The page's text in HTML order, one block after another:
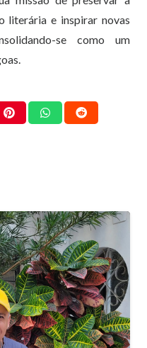
literária e inspirar novas
se como um